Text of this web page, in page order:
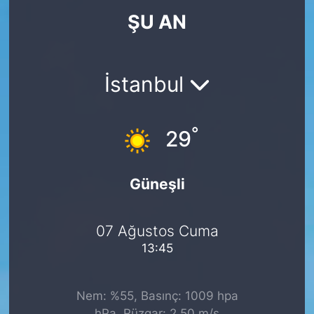
ŞU AN
İstanbul
29°
Güneşli
07 Ağustos Cuma
13:45
Nem: %55, Basınç: 1009 hpa
KÖŞE YAZILARI
KÜLTÜR SANAT
SARIYER HABERLERİ